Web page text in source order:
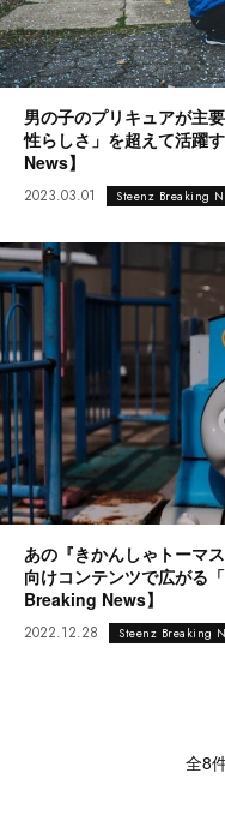
男の子のプリキュアが主
性らしさ」を超えて活躍
News】
2023.03.01 Steenz Breaking
あの『きかんしゃトーマ
向けコンテンツで広がる
Breaking News】
2022.12.28 Steenz Breaking
全8